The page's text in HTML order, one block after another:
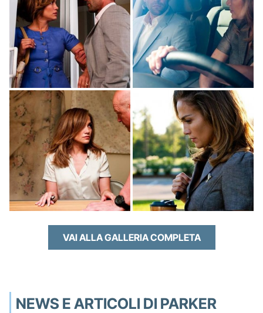
VAI ALLA GALLERIA COMPLETA
NEWS E ARTICOLI DI PARKER